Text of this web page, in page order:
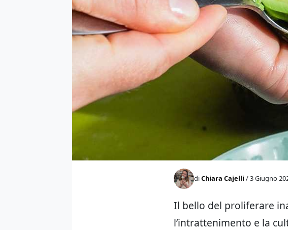
diChiara Cajelli / 3 Giugno
Il bello del proliferare
l’intrattenimento e la